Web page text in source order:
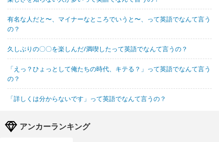
有名な人だと〜、マイナーなところでいうと〜、って英語でなんて言う
の？
久しぶりの〇〇を楽しんだ/満喫したって英語でなんて言うの？
「えっ？ひょっとして俺たちの時代、キテる？」って英語でなんて言う
の？
「詳しくは分からないです」って英語でなんて言うの？
アンカーランキング